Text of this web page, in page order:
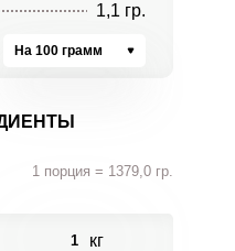
1,1 гр.
На 100 грамм
1 порция = 1379,0 гр.
1 кг